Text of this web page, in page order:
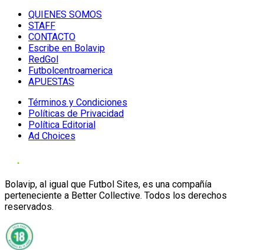
QUIENES SOMOS
STAFF
CONTACTO
Escribe en Bolavip
RedGol
Futbolcentroamerica
APUESTAS
Términos y Condiciones
Políticas de Privacidad
Política Editorial
Ad Choices
Bolavip, al igual que Futbol Sites, es una compañía
perteneciente a Better Collective. Todos los derechos
reservados.